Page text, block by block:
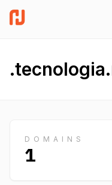
DOMAINS
1